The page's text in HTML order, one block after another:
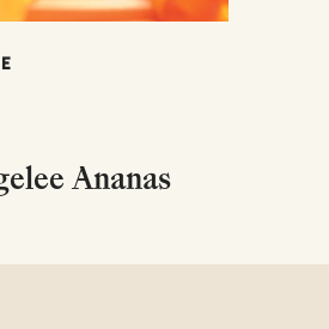
Ananas